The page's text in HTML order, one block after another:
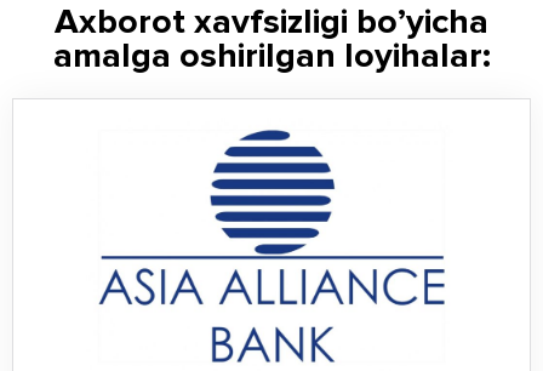
Axborot xavfsizligi bo’yicha
amalga oshirilgan loyihalar: